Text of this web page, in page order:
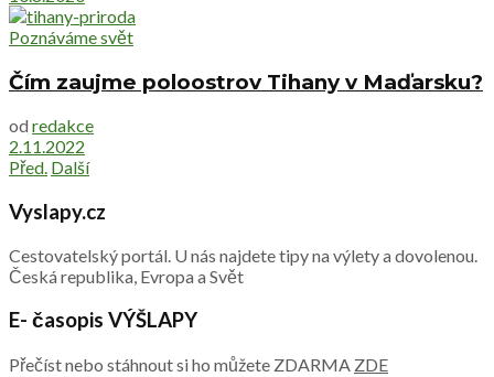
Poznáváme svět
Čím zaujme poloostrov Tihany v Maďarsku?
od redakce
2.11.2022
Před. Další
Vyslapy.cz
Cestovatelský portál. U nás najdete tipy na výlety a dovolenou.
Česká republika, Evropa a Svět
E- časopis VÝŠLAPY
Přečíst nebo stáhnout si ho můžete ZDARMA ZDE